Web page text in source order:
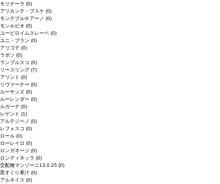
モリナーラ (0)
アリカンテ・ブスケ (0)
モンテプルチアーノ (0)
モンルビオ (0)
ユービロイムスレーベ (0)
ユニ・ブラン (0)
アリゴテ (0)
ラボソ (0)
ランブルスコ (0)
リースリング (7)
アリント (0)
リヴァーナー (0)
ルーサンヌ (0)
ルーレンダー (0)
ルガーナ (0)
レゲント (1)
アルテジーノ (0)
レフォスコ (0)
ロール (0)
ローレイロ (0)
ロンガネージ (0)
ロンディネッラ (0)
交配種マンゾーニ13.0.25 (0)
黒すぐり果汁 (0)
アルネイス (0)